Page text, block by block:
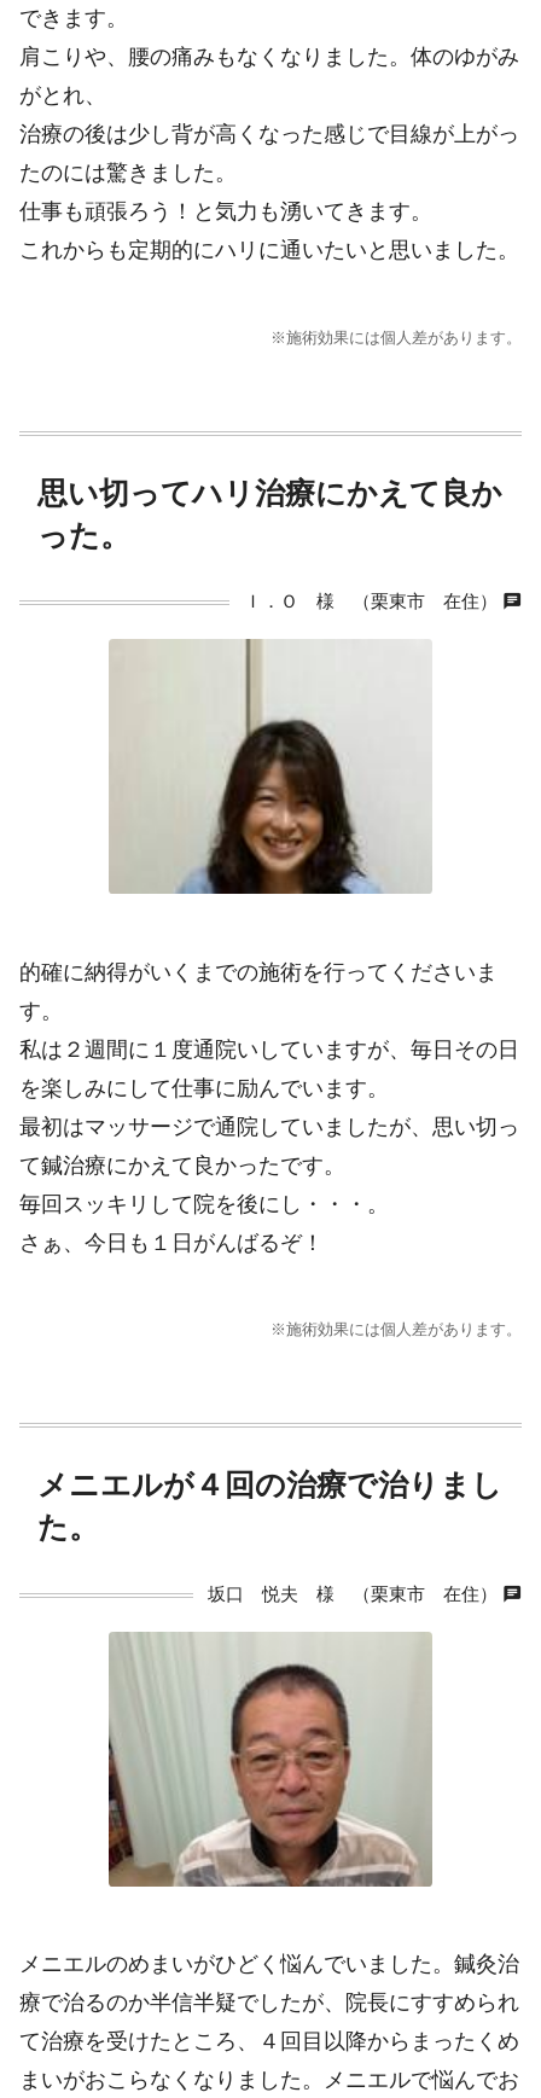
できます。
肩こりや、腰の痛みもなくなりました。体のゆがみ
がとれ、
治療の後は少し背が高くなった感じで目線が上がっ
たのには驚きました。
仕事も頑張ろう！と気力も湧いてきます。
これからも定期的にハリに通いたいと思いました。
※施術効果には個人差があります。
思い切ってハリ治療にかえて良か
った。
Ｉ．Ｏ 様 （栗東市 在住） chat
的確に納得がいくまでの施術を行ってくださいま
す。
私は２週間に１度通院いしていますが、毎日その日
を楽しみにして仕事に励んでいます。
最初はマッサージで通院していましたが、思い切っ
て鍼治療にかえて良かったです。
毎回スッキリして院を後にし・・・。
さぁ、今日も１日がんばるぞ！
※施術効果には個人差があります。
メニエルが４回の治療で治りまし
た。
坂口 悦夫 様 （栗東市 在住） chat
メニエルのめまいがひどく悩んでいました。鍼灸治
療で治るのか半信半疑でしたが、院長にすすめられ
て治療を受けたところ、４回目以降からまったくめ
まいがおこらなくなりました。メニエルで悩んでお